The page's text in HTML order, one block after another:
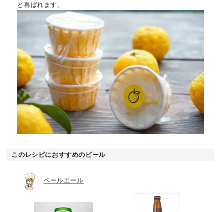
と喜ばれます。
このレシピにおすすめのビール
ペールエール